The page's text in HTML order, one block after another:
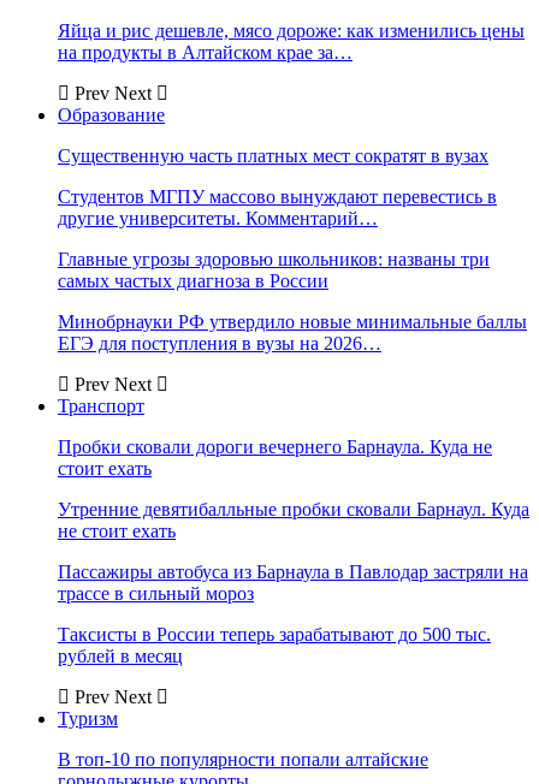
Яйца и рис дешевле, мясо дороже: как изменились цены
на продукты в Алтайском крае за…
Prev Next
Образование
Существенную часть платных мест сократят в вузах
Студентов МГПУ массово вынуждают перевестись в
другие университеты. Комментарий…
Главные угрозы здоровью школьников: названы три
самых частых диагноза в России
Минобрнауки РФ утвердило новые минимальные баллы
ЕГЭ для поступления в вузы на 2026…
Prev Next
Транспорт
Пробки сковали дороги вечернего Барнаула. Куда не
стоит ехать
Утренние девятибалльные пробки сковали Барнаул. Куда
не стоит ехать
Пассажиры автобуса из Барнаула в Павлодар застряли на
трассе в сильный мороз
Таксисты в России теперь зарабатывают до 500 тыс.
рублей в месяц
Prev Next
Туризм
В топ-10 по популярности попали алтайские